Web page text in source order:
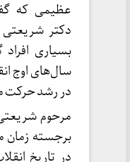
عظیمی که
دکتر
بسیاری
سال‌های اوج
در رشد حرکت
مرحوم
برجسته
در تاریخ